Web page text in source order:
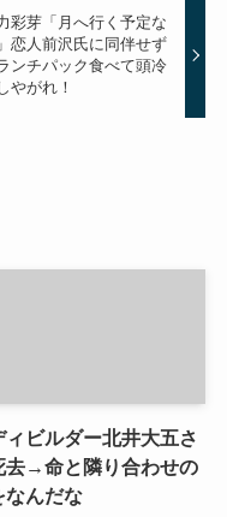
彩芽「月へ行く予定な
恋人前沢氏に同伴せず
ンチパック食べて頭冷
やがれ！
ィビルダー北井大五さ
去→命と隣り合わせの
なんだな